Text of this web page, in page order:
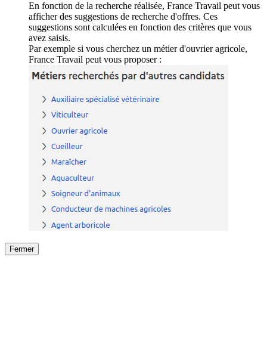
En fonction de la recherche réalisée, France Travail peut vous
afficher des suggestions de recherche d'offres. Ces
suggestions sont calculées en fonction des critères que vous
avez saisis.
Par exemple si vous cherchez un métier d'ouvrier agricole,
France Travail peut vous proposer :
Fermer